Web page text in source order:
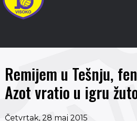
Remijem u Tešnju,
Azot vratio u igru
Četvrtak, 28 maj 2015